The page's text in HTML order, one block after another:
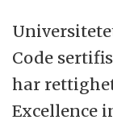
Code
har
Excellence